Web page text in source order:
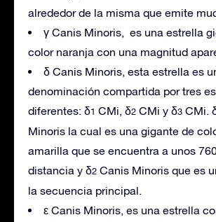
alrededor de la misma que emite
γ Canis Minoris, es una estrella
color naranja con una magnitud
δ Canis Minoris, esta estrella es
denominación compartida por tres
diferentes: δ1 CMi, δ2 CMi y δ3 CMi.
Minoris la cual es una gigante de
amarilla que se encuentra a unos
distancia y δ2 Canis Minoris que es
la secuencia principal.
ε Canis Minoris, es una estrella